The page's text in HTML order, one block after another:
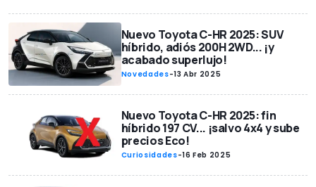
Nuevo Toyota C-HR 2025: SUV
híbrido, adiós 200H 2WD... ¡y
acabado superlujo!
Novedades-13 Abr 2025
Nuevo Toyota C-HR 2025: fin
híbrido 197 CV... ¡salvo 4x4 y sube
precios Eco!
Curiosidades-16 Feb 2025